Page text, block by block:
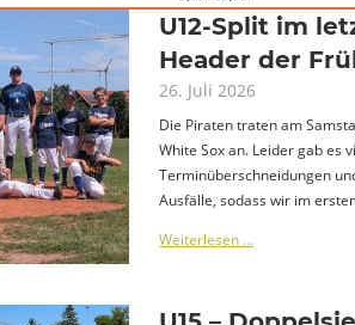
U12-Split im
Header der
26. Juli 2026
Die Piraten traten am
White Sox an. Leider gab es
Terminüberschneidungen
Ausfälle, sodass wir im
Weiterlesen …